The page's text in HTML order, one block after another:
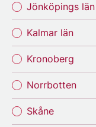
Jönköpings län
Kalmar län
Kronoberg
Norrbotten
Skåne